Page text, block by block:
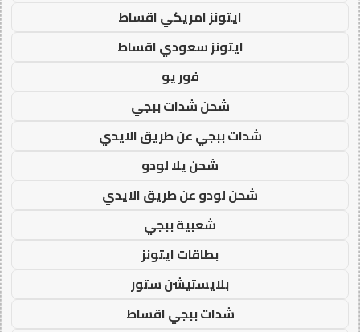
ايتونز امريكي اقساط
ايتونز سعودي اقساط
فور يو
شحن شدات ببجي
شدات ببجي عن طريق الايدي
شحن يلا لودو
شحن لودو عن طريق الايدي
شعبية ببجي
بطاقات ايتونز
بلايستيشن ستور
شدات ببجي اقساط